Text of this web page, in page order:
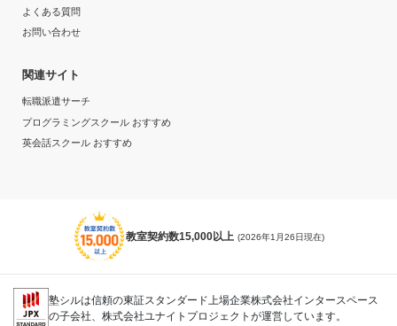
よくある質問
お問い合わせ
関連サイト
転職派遣サーチ
プログラミングスクール おすすめ
英会話スクール おすすめ
教室契約数15,000以上 (2026年1月26日現在)
塾シルは信頼の東証スタンダード上場企業株式会社インタースペース
の子会社、株式会社ユナイトプロジェクトが運営しています。